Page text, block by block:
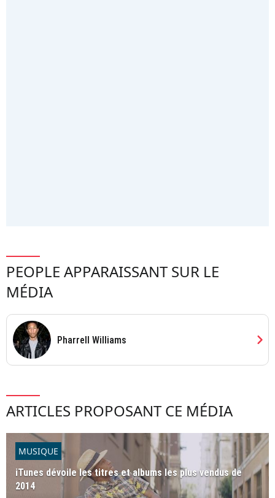
PEOPLE APPARAISSANT SUR LE
MÉDIA
Pharrell Williams chevron_right
ARTICLES PROPOSANT CE MÉDIA
MUSIQUE
iTunes dévoile les titres et albums les plus vendus de
2014